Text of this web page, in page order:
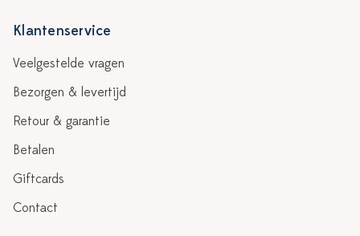
Klantenservice
Veelgestelde vragen
Bezorgen & levertijd
Retour & garantie
Betalen
Giftcards
Contact